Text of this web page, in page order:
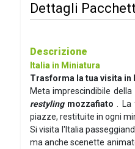
Dettagli
Descrizione
Italia in Miniatura
Trasforma la tua visita in
Meta imprescindibile
restylingmozzafiato .
piazze, restituite in ogni
Si visita l'Italia
ma anche scenette